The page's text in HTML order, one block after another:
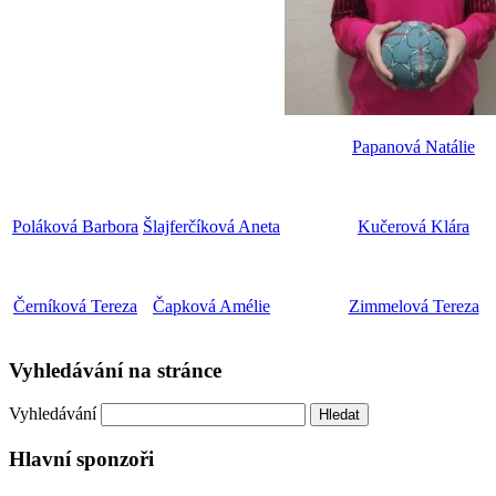
Papanová Natálie
Poláková Barbora Šlajferčíková Aneta Kučerová Klára
Černíková Tereza Čapková Amélie Zimmelová Tereza
Vyhledávání na stránce
Vyhledávání
Hlavní sponzoři